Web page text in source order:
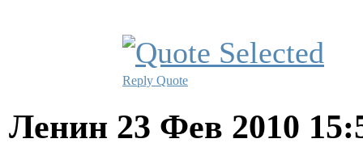
Reply Quote
Ленин 23 Фев 2010